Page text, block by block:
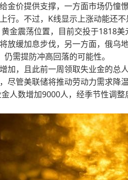
金价提供支撑，一方面市场仍憧
行。不过，K线显示上涨动能还
金震荡位置，目前交投于1818
放缓加息步伐，另一方面，俄乌
需提防冲高回落的可能性。
加，且此前一周领取失业金的总
尽管美联储将推动劳动力需求降
人数增加9000人，经季节性调